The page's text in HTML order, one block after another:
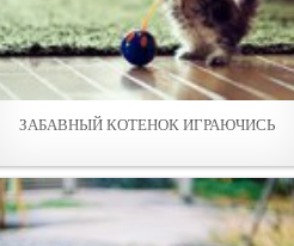
ЗАБАВНЫЙ КОТЕНОК ИГРАЮЧИСЬ